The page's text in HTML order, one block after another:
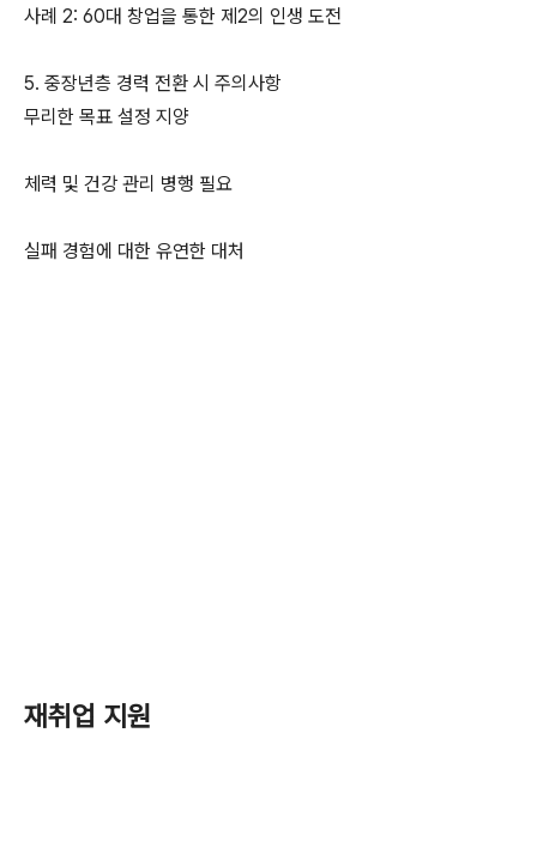
사례 2: 60대 창업을 통한 제2의 인생 도전
5. 중장년층 경력 전환 시 주의사항
무리한 목표 설정 지양
체력 및 건강 관리 병행 필요
실패 경험에 대한 유연한 대처
재취업 지원